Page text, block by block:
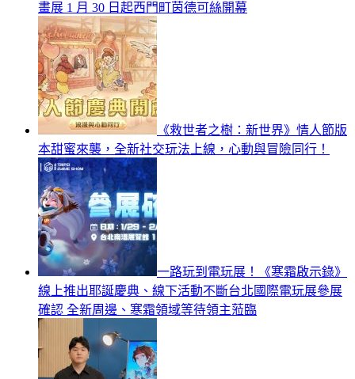
畫展 1 月 30 日起西門町茵德可絲開幕
《救世者之樹：新世界》情人節版
本甜蜜來襲，全新社交玩法上線，心動與冒險同行！
一路玩到電玩展！《寒霜啟示錄》
線上推出耶誕慶典、線下活動不斷台北國際電玩展參展
確認 全新周邊、寒霜領域等待領主蒞臨